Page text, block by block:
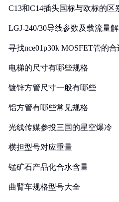
C13和C14插头国标与欧标的区
LGJ-240/30导线参数及载流量
寻找nce01p30k MOSFET管的
电梯的尺寸有哪些规格
镀锌方管尺寸一般有哪些
铝方管有哪些常见规格
光线传媒参投三国的星空爆冷
横担型号对应重量
锰矿石产品化合水含量
曲臂车规格型号大全